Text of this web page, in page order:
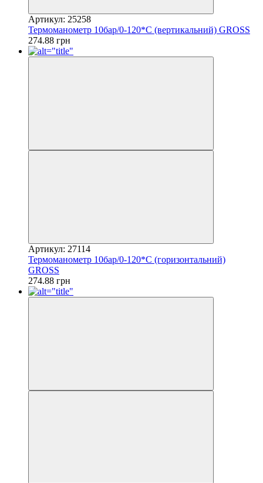
Артикул: 25258
Термоманометр 10бар/0-120*С (вертикальний) GROSS
274.88 грн
Артикул: 27114
Термоманометр 10бар/0-120*С (горизонтальний)
GROSS
274.88 грн